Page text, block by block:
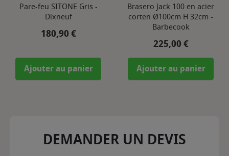
Pare-feu SITONE Gris -
Dixneuf
Prix
180,90 €
Ajouter au panier
Brasero Jack 100 en acier
corten Ø100cm H 32cm -
Barbecook
Prix
225,00 €
Ajouter au panier
DEMANDER UN DEVIS